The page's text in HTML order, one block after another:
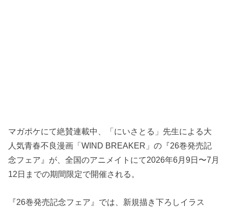
マガポケにて絶賛連載中、「にいさとる」先生による大
人気青春不良漫画「WIND BREAKER」の『26巻発売記
念フェア』が、全国のアニメイトにて2026年6月9日〜7月
12日までの期間限定で開催される。
『26巻発売記念フェア』では、新規描き下ろしイラス